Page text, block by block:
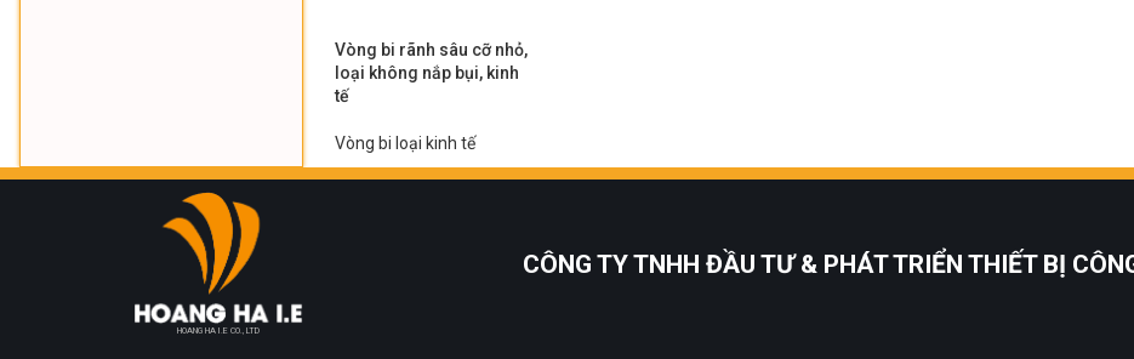
Vòng bi rãnh sâu cỡ nhỏ,
loại không nắp bụi, kinh
tế
Vòng bi loại kinh tế
HOANG HA I.E CO., LTD
CÔNG TY TNHH ĐẦU TƯ & PHÁT TRIỂN THIẾT BỊ